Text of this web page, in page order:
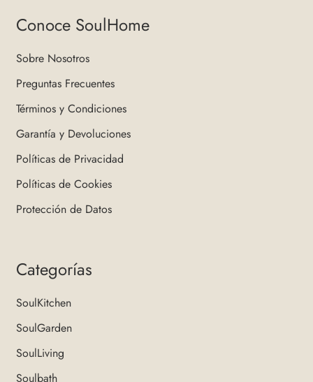
Conoce SoulHome
Sobre Nosotros
Preguntas Frecuentes
Términos y Condiciones
Garantía y Devoluciones
Políticas de Privacidad
Políticas de Cookies
Protección de Datos
Categorías
SoulKitchen
SoulGarden
SoulLiving
Soulbath